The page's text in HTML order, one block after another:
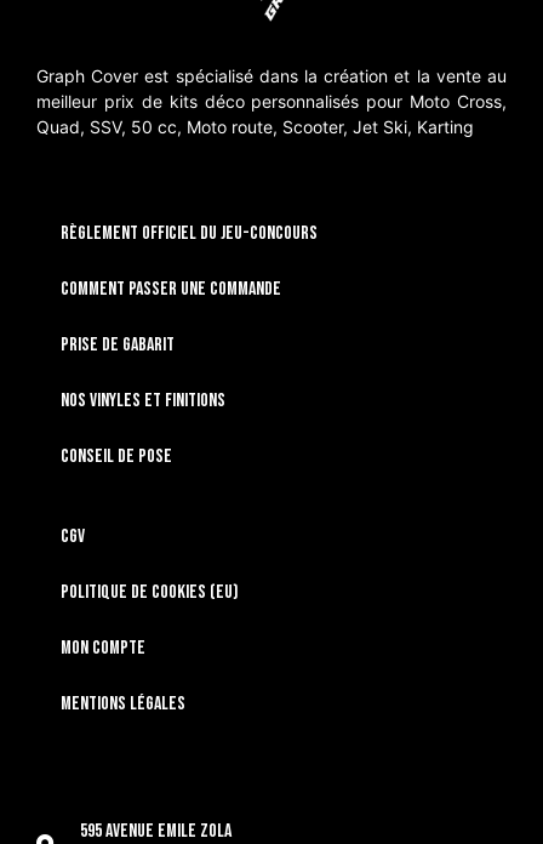
Graph Cover est spécialisé dans la création et la vente au
meilleur prix de kits déco personnalisés pour Moto Cross,
Quad, SSV, 50 cc, Moto route, Scooter, Jet Ski, Karting
RÈGLEMENT OFFICIEL DU JEU-CONCOURS
Comment passer une commande
Prise de gabarit
Nos vinyles et finitions
Conseil de pose
CGV
Politique de cookies (EU)
Mon compte
Mentions légales
595 Avenue Emile Zola